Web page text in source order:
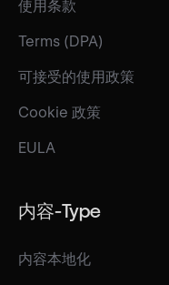
使用条款
Terms (DPA)
可接受的使用政策
Cookie 政策
EULA
内容-Type
内容本地化